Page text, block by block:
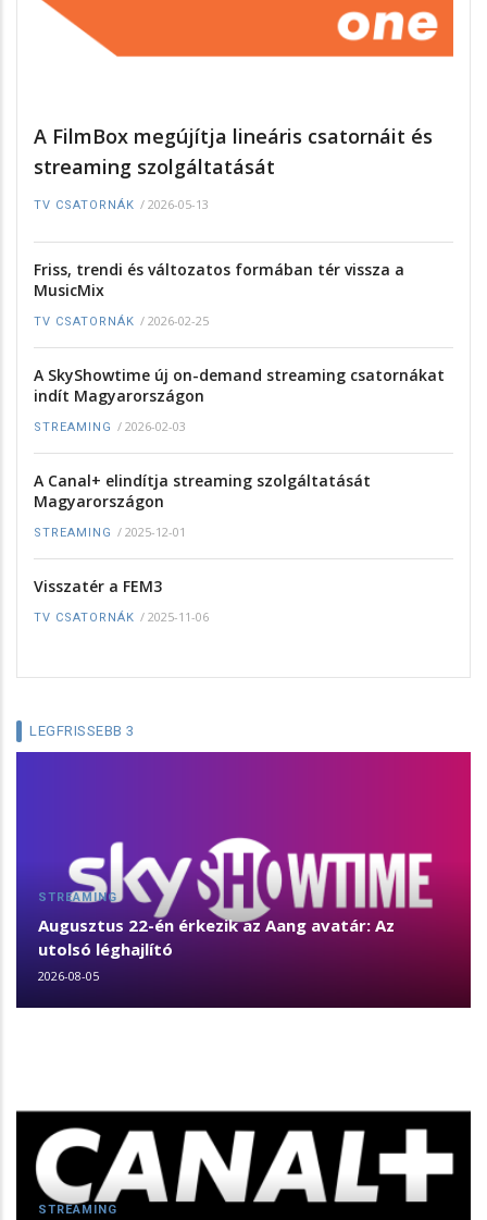
A FilmBox megújítja lineáris csatornáit és
streaming szolgáltatását
TV CSATORNÁK / 2026-05-13
Friss, trendi és változatos formában tér vissza a
MusicMix
TV CSATORNÁK / 2026-02-25
A SkyShowtime új on-demand streaming csatornákat
indít Magyarországon
STREAMING / 2026-02-03
A Canal+ elindítja streaming szolgáltatását
Magyarországon
STREAMING / 2025-12-01
Visszatér a FEM3
TV CSATORNÁK / 2025-11-06
LEGFRISSEBB 3
STREAMING
Augusztus 22-én érkezik az Aang avatár: Az
utolsó léghajlító
2026-08-05
STREAMING